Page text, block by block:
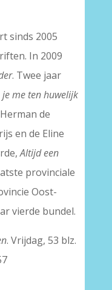
sinds 2005
In 2009
. Twee jaar
je me ten huwelijk
de
en de Eline
Altijd een
provinciale
Oost-
vierde bundel.
. Vrijdag, 53 blz.